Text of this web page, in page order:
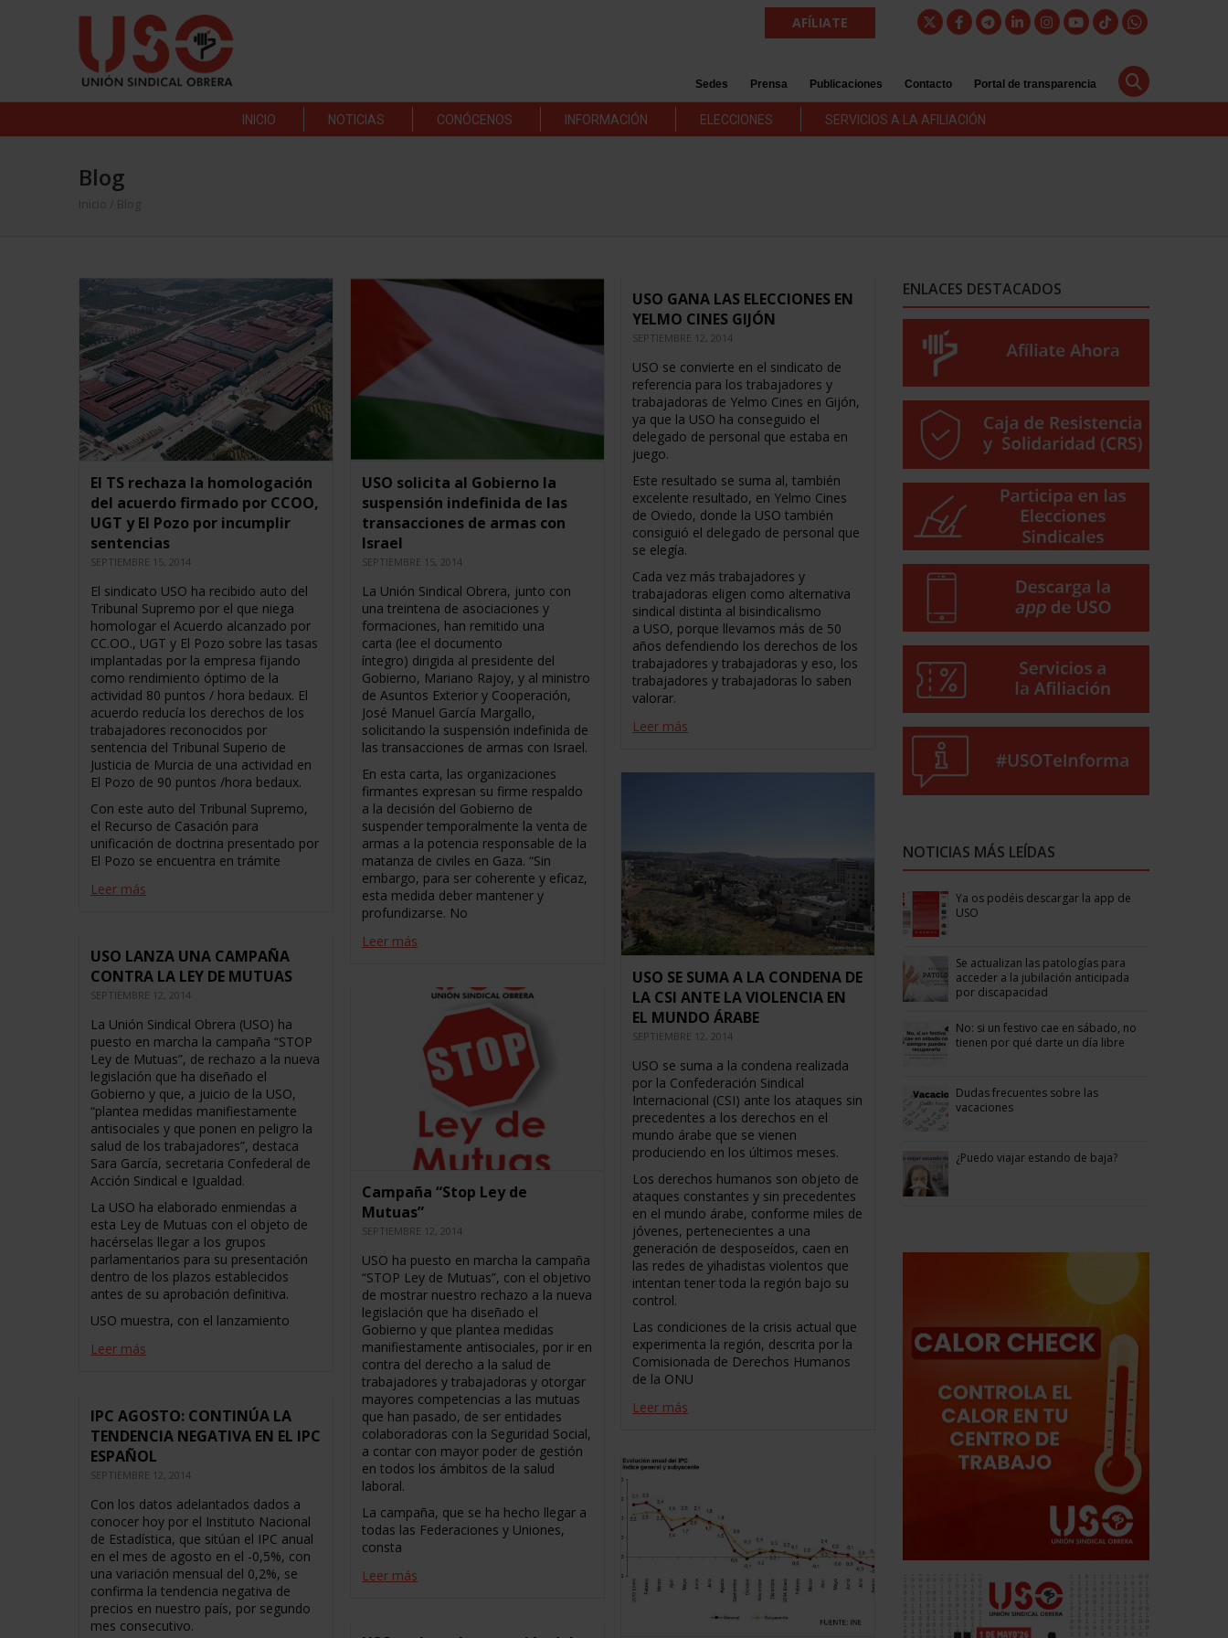
AFÍLIATE
Sedes Prensa Publicaciones Contacto Portal de transparencia
INICIO NOTICIAS CONÓCENOS INFORMACIÓN ELECCIONES SERVICIOS A LA AFILIACIÓN
Blog
Inicio / Blog
El TS rechaza la homologación
del acuerdo firmado por CCOO,
UGT y El Pozo por incumplir
sentencias
SEPTIEMBRE 15, 2014
El sindicato USO ha recibido auto del
Tribunal Supremo por el que niega
homologar el Acuerdo alcanzado por
CC.OO., UGT y El Pozo sobre las tasas
implantadas por la empresa fijando
como rendimiento óptimo de la
actividad 80 puntos / hora bedaux. El
acuerdo reducía los derechos de los
trabajadores reconocidos por
sentencia del Tribunal Superio de
Justicia de Murcia de una actividad en
El Pozo de 90 puntos /hora bedaux.
Con este auto del Tribunal Supremo,
el Recurso de Casación para
unificación de doctrina presentado por
El Pozo se encuentra en trámite
Leer más
USO solicita al Gobierno la
suspensión indefinida de las
transacciones de armas con
Israel
SEPTIEMBRE 15, 2014
La Unión Sindical Obrera, junto con
una treintena de asociaciones y
formaciones, han remitido una
carta (lee el documento
íntegro) dirigida al presidente del
Gobierno, Mariano Rajoy, y al ministro
de Asuntos Exterior y Cooperación,
José Manuel García Margallo,
solicitando la suspensión indefinida de
las transacciones de armas con Israel.
En esta carta, las organizaciones
firmantes expresan su firme respaldo
a la decisión del Gobierno de
suspender temporalmente la venta de
armas a la potencia responsable de la
matanza de civiles en Gaza. “Sin
embargo, para ser coherente y eficaz,
esta medida deber mantener y
profundizarse. No
Leer más
USO GANA LAS ELECCIONES EN
YELMO CINES GIJÓN
SEPTIEMBRE 12, 2014
USO se convierte en el sindicato de
referencia para los trabajadores y
trabajadoras de Yelmo Cines en Gijón,
ya que la USO ha conseguido el
delegado de personal que estaba en
juego.
Este resultado se suma al, también
excelente resultado, en Yelmo Cines
de Oviedo, donde la USO también
consiguió el delegado de personal que
se elegía.
Cada vez más trabajadores y
trabajadoras eligen como alternativa
sindical distinta al bisindicalismo
a USO, porque llevamos más de 50
años defendiendo los derechos de los
trabajadores y trabajadoras y eso, los
trabajadores y trabajadoras lo saben
valorar.
Leer más
USO SE SUMA A LA CONDENA DE
LA CSI ANTE LA VIOLENCIA EN
EL MUNDO ÁRABE
SEPTIEMBRE 12, 2014
USO se suma a la condena realizada
por la Confederación Sindical
Internacional (CSI) ante los ataques sin
precedentes a los derechos en el
mundo árabe que se vienen
produciendo en los últimos meses.
Los derechos humanos son objeto de
ataques constantes y sin precedentes
en el mundo árabe, conforme miles de
jóvenes, pertenecientes a una
generación de desposeídos, caen en
las redes de yihadistas violentos que
intentan tener toda la región bajo su
control.
Las condiciones de la crisis actual que
experimenta la región, descrita por la
Comisionada de Derechos Humanos
de la ONU
Leer más
USO LANZA UNA CAMPAÑA
CONTRA LA LEY DE MUTUAS
SEPTIEMBRE 12, 2014
La Unión Sindical Obrera (USO) ha
puesto en marcha la campaña “STOP
Ley de Mutuas”, de rechazo a la nueva
legislación que ha diseñado el
Gobierno y que, a juicio de la USO,
“plantea medidas manifiestamente
antisociales y que ponen en peligro la
salud de los trabajadores”, destaca
Sara García, secretaria Confederal de
Acción Sindical e Igualdad.
La USO ha elaborado enmiendas a
esta Ley de Mutuas con el objeto de
hacérselas llegar a los grupos
parlamentarios para su presentación
dentro de los plazos establecidos
antes de su aprobación definitiva.
USO muestra, con el lanzamiento
Leer más
Campaña “Stop Ley de
Mutuas”
SEPTIEMBRE 12, 2014
USO ha puesto en marcha la campaña
“STOP Ley de Mutuas”, con el objetivo
de mostrar nuestro rechazo a la nueva
legislación que ha diseñado el
Gobierno y que plantea medidas
manifiestamente antisociales, por ir en
contra del derecho a la salud de
trabajadores y trabajadoras y otorgar
mayores competencias a las mutuas
que han pasado, de ser entidades
colaboradoras con la Seguridad Social,
a contar con mayor poder de gestión
en todos los ámbitos de la salud
laboral.
La campaña, que se ha hecho llegar a
todas las Federaciones y Uniones,
consta
Leer más
IPC AGOSTO: CONTINÚA LA
TENDENCIA NEGATIVA EN EL IPC
ESPAÑOL
SEPTIEMBRE 12, 2014
Con los datos adelantados dados a
conocer hoy por el Instituto Nacional
de Estadística, que sitúan el IPC anual
en el mes de agosto en el -0,5%, con
una variación mensual del 0,2%, se
confirma la tendencia negativa de
precios en nuestro país, por segundo
mes consecutivo.
ENLACES DESTACADOS
NOTICIAS MÁS LEÍDAS
Ya os podéis descargar la app de
USO
Se actualizan las patologías para
acceder a la jubilación anticipada
por discapacidad
No: si un festivo cae en sábado, no
tienen por qué darte un día libre
Dudas frecuentes sobre las
vacaciones
¿Puedo viajar estando de baja?